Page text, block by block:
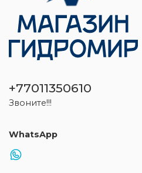
+77011350610
Звоните!!!
WhatsApp